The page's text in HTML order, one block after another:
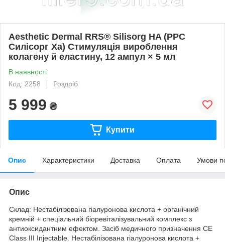
Aesthetic Dermal RRS® Silisorg HA (РРС
Силісорг Ха) Стимуляція вироблення
колагену й еластину, 12 ампул × 5 мл
В наявності
Код: 2258
Роздріб
5 999 ₴
Купити
Опис Характеристики Доставка Оплата Умови
Опис
Склад: Нестабілізована гіалуронова кислота + органічний
кремній + спеціальний біоревіталізувальний комплекс з
антиоксидантним ефектом. Засіб медичного призначення CE
Class III Injectable. Нестабілізована гіалуронова кислота +